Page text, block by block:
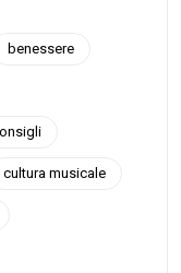
benessere
cultura musicale